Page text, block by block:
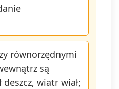
równorzędnymi
są
deszcz, wiatr wiał;